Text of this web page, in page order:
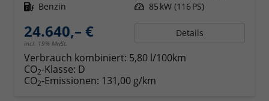
Kraftstoff Benzin Leistung 85 kW (116 PS)
24.640,– €
incl. 19% MwSt.
Details
Verbrauch kombiniert: 5,80 l/100km
CO2-Klasse: D
CO2-Emissionen: 131,00 g/km